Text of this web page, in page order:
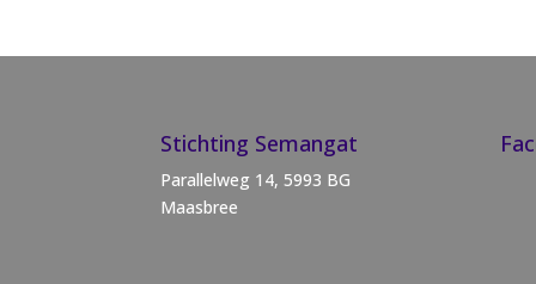
Stichting Semangat
Parallelweg 14, 5993 BG
Maasbree